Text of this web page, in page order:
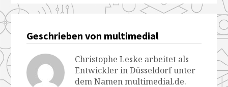
Geschrieben von multimedial
Christophe Leske arbeitet als
Entwickler in Düsseldorf unter
dem Namen multimedial.de.